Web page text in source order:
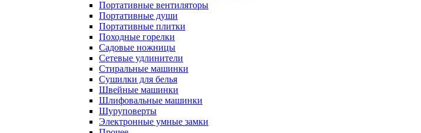
Портативные вентиляторы
Портативные души
Портативные плитки
Походные горелки
Садовые ножницы
Сетевые удлинители
Стиральные машинки
Сушилки для белья
Швейные машинки
Шлифовальные машинки
Шуруповерты
Электронные умные замки